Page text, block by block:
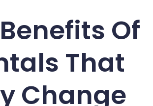
Of
That
Change